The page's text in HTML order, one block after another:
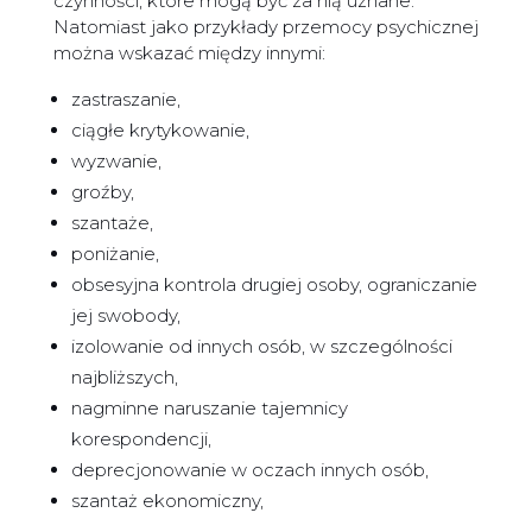
Natomiast jako przykłady przemocy psychicznej
można wskazać między innymi:
zastraszanie,
ciągłe krytykowanie,
wyzwanie,
groźby,
szantaże,
poniżanie,
obsesyjna kontrola drugiej osoby, ograniczanie
jej swobody,
izolowanie od innych osób, w szczególności
najbliższych,
nagminne naruszanie tajemnicy
korespondencji,
deprecjonowanie w oczach innych osób,
szantaż ekonomiczny,